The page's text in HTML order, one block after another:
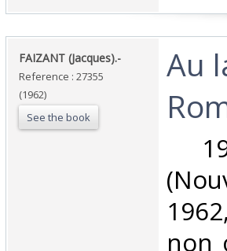
‎FAIZANT (Jacques).-‎
Reference : 27355
(1962)
See the book
‎Au
non